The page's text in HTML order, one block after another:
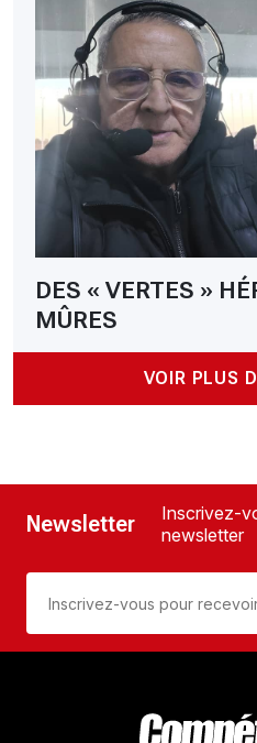
DES « VERTES »
MÛRES
VOIR PLUS
Newsletter
Inscrivez-
newsletter